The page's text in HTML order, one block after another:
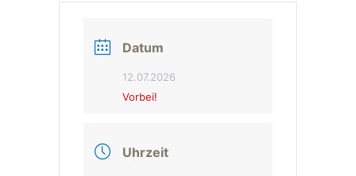
Datum
12.07.2026
Vorbei!
Uhrzeit